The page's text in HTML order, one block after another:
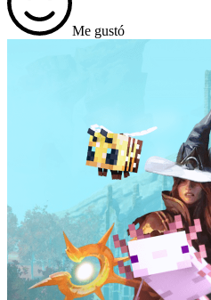
Me gustó